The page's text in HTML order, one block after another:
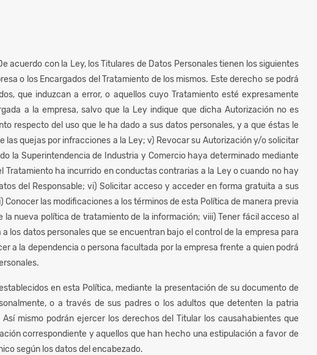
acuerdo con la Ley, los Titulares de Datos Personales tienen los siguientes
o los Encargados del Tratamiento de los mismos. Este derecho se podrá
que induzcan a error, o aquellos cuyo Tratamiento esté expresamente
a la empresa, salvo que la Ley indique que dicha Autorización no es
respecto del uso que le ha dado a sus datos personales, y a que éstas le
quejas por infracciones a la Ley; v) Revocar su Autorización y/o solicitar
la Superintendencia de Industria y Comercio haya determinado mediante
ha incurrido en conductas contrarias a la Ley o cuando no hay
del Responsable; vi) Solicitar acceso y acceder en forma gratuita a sus
las modificaciones a los términos de esta Política de manera previa
nueva política de tratamiento de la información; viii) Tener fácil acceso al
datos personales que se encuentran bajo el control de la empresa para
a la dependencia o persona facultada por la empresa frente a quien podrá
en esta Política, mediante la presentación de su documento de
o a través de sus padres o los adultos que detenten la patria
mismo podrán ejercer los derechos del Titular los causahabientes que
correspondiente y aquellos que han hecho una estipulación a favor de
según los datos del encabezado.